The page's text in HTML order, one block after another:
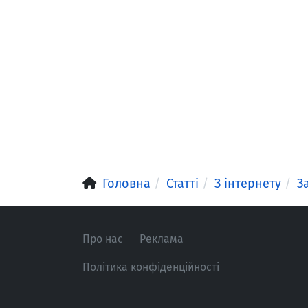
Головна Статті З інтернету
Про нас Реклама
Політика конфіденційності